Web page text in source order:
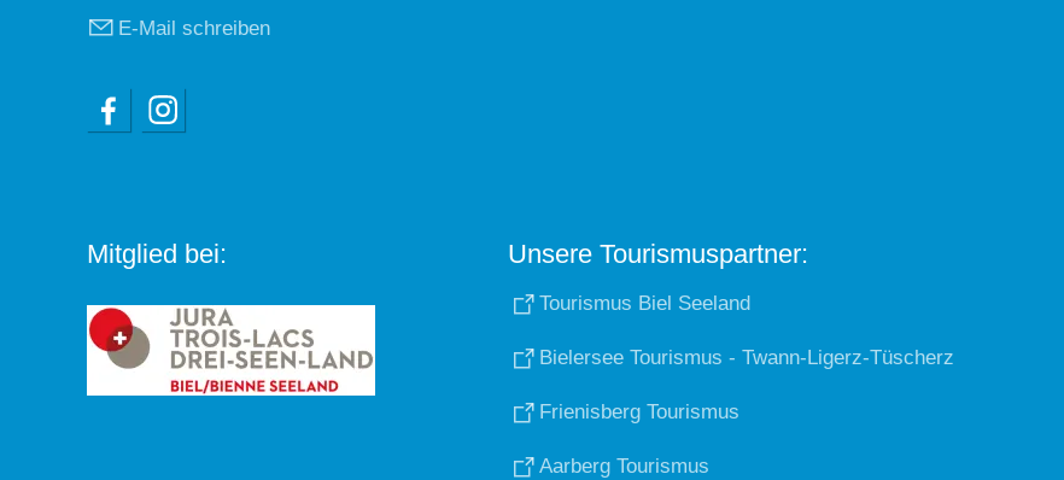
E-Mail schreiben
Mitglied bei: Unsere Tourismuspartner:
Tourismus Biel Seeland
Bielersee Tourismus - Twann-Ligerz-Tüscherz
Frienisberg Tourismus
Aarberg Tourismus